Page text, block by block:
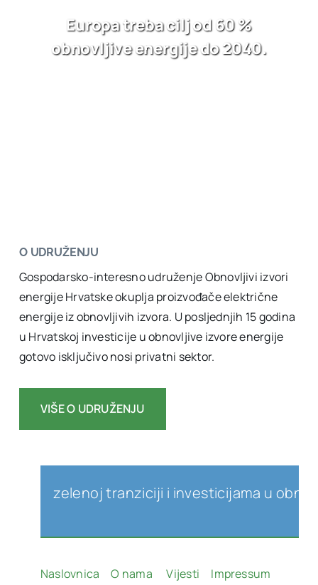
Europa treba cilj od 60 %
obnovljive energije do 2040.
O UDRUŽENJU
Gospodarsko-interesno udruženje Obnovljivi izvori
energije Hrvatske okuplja proizvođače električne
energije iz obnovljivih izvora. U posljednjih 15 godina
u Hrvatskoj investicije u obnovljive izvore energije
gotovo isključivo nosi privatni sektor.
VIŠE O UDRUŽENJU
tranziciji i investicijama u obnovljive
Naslovnica O nama Vijesti
Impressum